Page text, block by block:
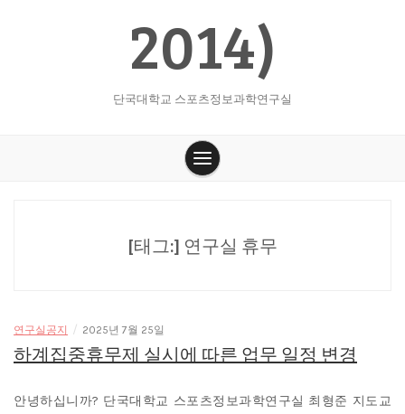
2014)
단국대학교 스포츠정보과학연구실
[태그:] 연구실 휴무
연구실공지 / 2025년 7월 25일
하계집중휴무제 실시에 따른 업무 일정 변경
안녕하십니까? 단국대학교 스포츠정보과학연구실 최형준 지도교